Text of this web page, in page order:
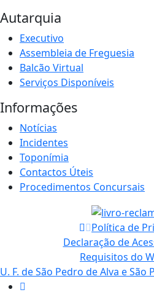
Autarquia
Executivo
Assembleia de Freguesia
Balcão Virtual
Serviços Disponíveis
Informações
Notícias
Incidentes
Toponímia
Contactos Úteis
Procedimentos Concursais
Política de
Declaração de
Requisitos do
U. F. de São Pedro de Alva e